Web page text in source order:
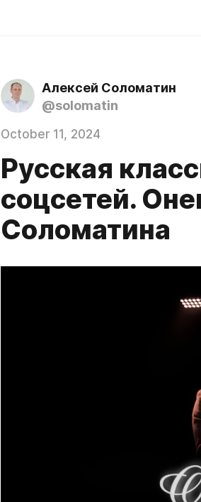
Алексей Соломатин
@solomatin
October 11, 2024
Русская
соцсетей.
Соломатина